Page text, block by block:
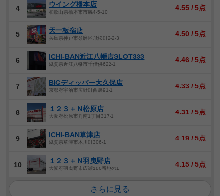
4 ウイング橋本店
和歌山県橋本市市脇4-5-10
4.55 / 5点
5 天一板宿店
兵庫県神戸市須磨区飛松町2-2-3
4.50 / 5点
6 ICHI-BAN近江八幡店SLOT333
滋賀県近江八幡市千僧供622-1
4.46 / 5点
7 BIGディッパー大久保店
京都府宇治市広野町西裏91-1
4.33 / 5点
8 １２３＋Ｎ松原店
大阪府松原市丹南1丁目317-1
4.31 / 5点
9 ICHI-BAN草津店
滋賀県草津市木川町306-1
4.19 / 5点
10 １２３＋Ｎ羽曳野店
大阪府羽曳野市広瀬186番地の1
4.15 / 5点
さらに見る